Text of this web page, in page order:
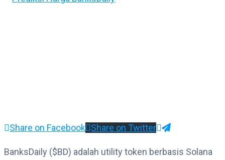
Share on Facebook Share on Twitter
BanksDaily ($BD) adalah utility token berbasis Solana